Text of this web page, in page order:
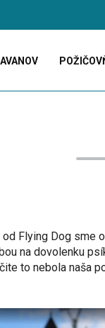
od Flying Dog
na dovolenku
to nebola naša